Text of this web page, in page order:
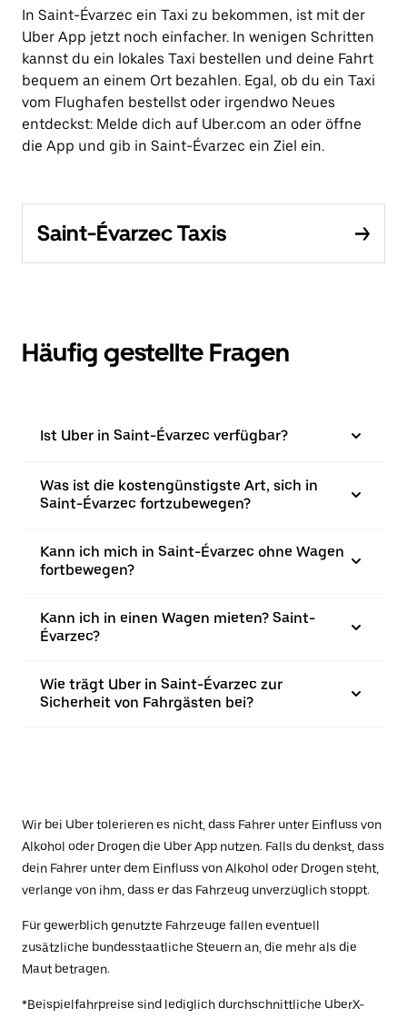
In Saint-Évarzec ein Taxi zu bekommen, ist mit der
Uber App jetzt noch einfacher. In wenigen Schritten
kannst du ein lokales Taxi bestellen und deine Fahrt
bequem an einem Ort bezahlen. Egal, ob du ein Taxi
vom Flughafen bestellst oder irgendwo Neues
entdeckst: Melde dich auf Uber.com an oder öffne
die App und gib in Saint-Évarzec ein Ziel ein.
Saint-Évarzec Taxis
Häufig gestellte Fragen
Ist Uber in Saint-Évarzec verfügbar?
Was ist die kostengünstigste Art, sich in
Saint-Évarzec fortzubewegen?
Kann ich mich in Saint-Évarzec ohne Wagen
fortbewegen?
Kann ich in einen Wagen mieten? Saint-
Évarzec?
Wie trägt Uber in Saint-Évarzec zur
Sicherheit von Fahrgästen bei?
Wir bei Uber tolerieren es nicht, dass Fahrer unter Einfluss von
Alkohol oder Drogen die Uber App nutzen. Falls du denkst, dass
dein Fahrer unter dem Einfluss von Alkohol oder Drogen steht,
verlange von ihm, dass er das Fahrzeug unverzüglich stoppt.
Für gewerblich genutzte Fahrzeuge fallen eventuell
zusätzliche bundesstaatliche Steuern an, die mehr als die
Maut betragen.
*Beispielfahrpreise sind lediglich durchschnittliche UberX-